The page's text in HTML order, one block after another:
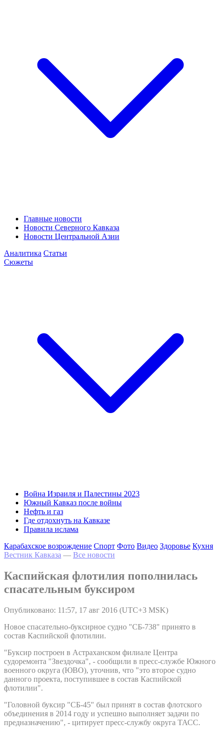
Главные новости
Новости Северного Кавказа
Новости Центральной Азии
Аналитика Статьи
Сюжеты
Война Израиля и Палестины 2023
Южный Кавказ после войны
Нефть и газ
Где отдохнуть на Кавказе
Правила ислама
Карабахское возрождение Спорт Фото Видео Здоровье Кухня
Вестник Кавказа — Все новости
Каспийская флотилия пополнилась
спасательным буксиром
Опубликовано: 11:57, 17 авг 2016 (UTC+3 MSK)
Новое спасательно-буксирное судно "СБ-738" принято в
состав Каспийской флотилии.
"Буксир построен в Астраханском филиале Центра
судоремонта "Звездочка", - сообщили в пресс-службе Южного
военного округа (ЮВО), уточнив, что "это второе судно
данного проекта, поступившее в состав Каспийской
флотилии".
"Головной буксир "СБ-45" был принят в состав флотского
объединения в 2014 году и успешно выполняет задачи по
предназначению", - цитирует пресс-службу округа ТАСС.